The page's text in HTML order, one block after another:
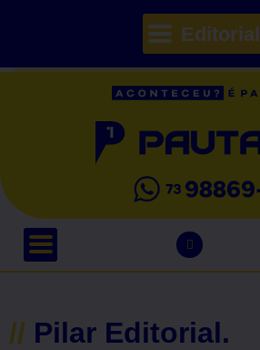
Editorial
// Pilar Editorial.